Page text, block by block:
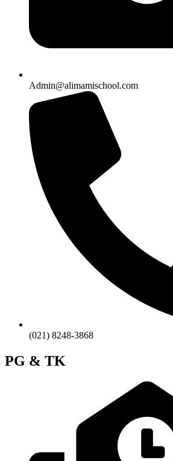
Admin@alimamischool.com
(021) 8248-3868
PG & TK